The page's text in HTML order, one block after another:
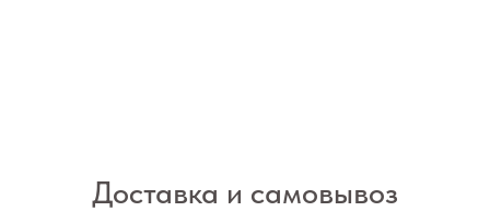
Доставка и самовывоз